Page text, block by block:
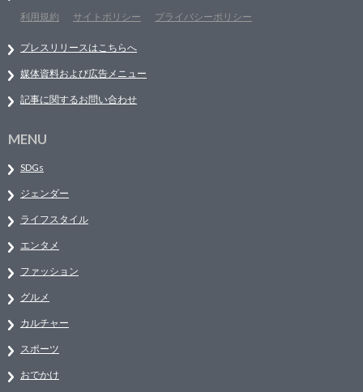
利用規約
サイトポリシー プライバシーポリシー
プレスリリースはこちらへ
媒体資料および広告メニュー
記事に関するお問い合わせ
MENU
SDGs
ジェンダー
ライフスタイル
エンタメ
ファッション
グルメ
カルチャー
スポーツ
おでかけ